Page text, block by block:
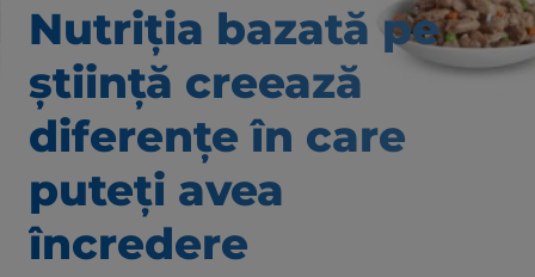
Nutriția bazată pe
știință creează
diferențe în care
puteți avea
încredere